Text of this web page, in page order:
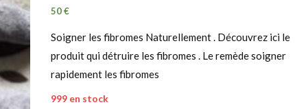
50€
Soigner les fibromes Naturellement . Découvrez ici le
produit qui détruire les fibromes . Le remède soigner
rapidement les fibromes
999 en stock